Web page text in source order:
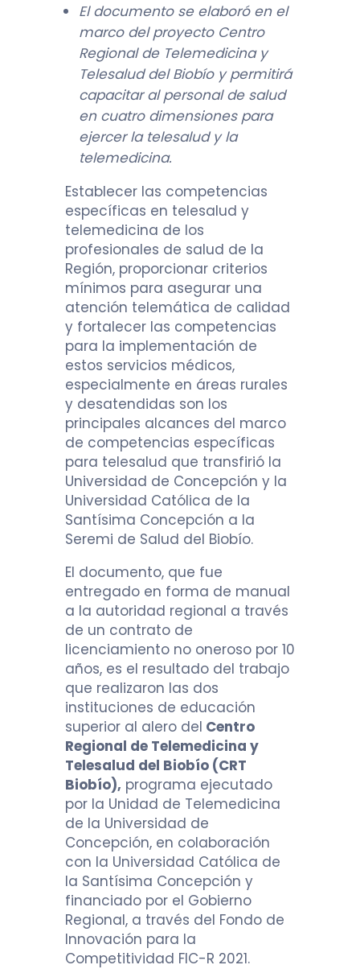
El documento se elaboró en el
marco del proyecto Centro
Regional de Telemedicina y
Telesalud del Biobío y permitirá
capacitar al personal de salud
en cuatro dimensiones para
ejercer la telesalud y la
telemedicina.
Establecer las competencias
específicas en telesalud y
telemedicina de los
profesionales de salud de la
Región, proporcionar criterios
mínimos para asegurar una
atención telemática de calidad
y fortalecer las competencias
para la implementación de
estos servicios médicos,
especialmente en áreas rurales
y desatendidas son los
principales alcances del marco
de competencias específicas
para telesalud que transfirió la
Universidad de Concepción y la
Universidad Católica de la
Santísima Concepción a la
Seremi de Salud del Biobío.
El documento, que fue
entregado en forma de manual
a la autoridad regional a través
de un contrato de
licenciamiento no oneroso por 10
años, es el resultado del trabajo
que realizaron las dos
instituciones de educación
superior al alero del Centro
Regional de Telemedicina y
Telesalud del Biobío (CRT
Biobío), programa ejecutado
por la Unidad de Telemedicina
de la Universidad de
Concepción, en colaboración
con la Universidad Católica de
la Santísima Concepción y
financiado por el Gobierno
Regional, a través del Fondo de
Innovación para la
Competitividad FIC-R 2021.